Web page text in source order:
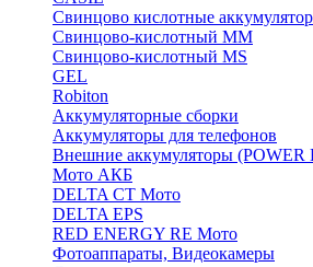
Свинцово кислотные
Cвинцово-кислотный MM
Cвинцово-кислотный MS
GEL
Robiton
Аккумуляторные сборки
Аккумуляторы для телефонов
Внешние аккумуляторы
Мото АКБ
DELTA CT Мото
DELTA EPS
RED ENERGY RE Мото
Фотоаппараты, Видеокамеры